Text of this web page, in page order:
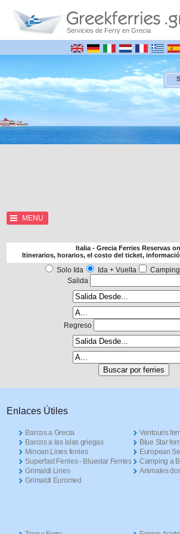
Servicios de Ferry en Grecia
MENU
Italia - Grecia Ferries Reservas
Itinerarios, horarios, el costo del ticket,
Solo Ida Ida + Vuelta
Salida
Regreso
Enlaces Útiles
Barcos a Grecia
Barcos a las islas griegas
Minoan Lines ferries
Superfast Ferries - Bluestar Ferries
Grimaldi Lines
Grimaldi Euromed
Ventouris
Blue Star
European
Camping a
Animales